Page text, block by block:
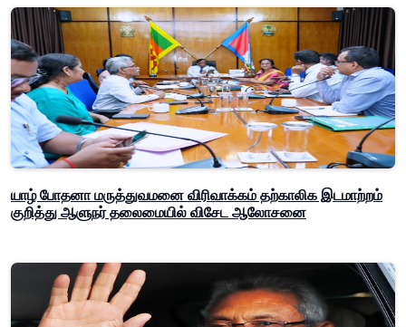
யாழ் போதனா மருத்துவமனை விரிவாக்கம் தற்காலிக இடமாற்றம்
குறித்து ஆளுநர் தலைமையில் விசேட ஆலோசனை